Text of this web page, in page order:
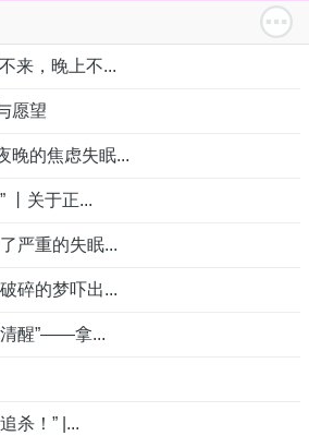
来，晚上不...
愿望
晚的焦虑失眠...
丨关于正...
严重的失眠...
碎的梦吓出...
清醒”——拿...
杀！” |...